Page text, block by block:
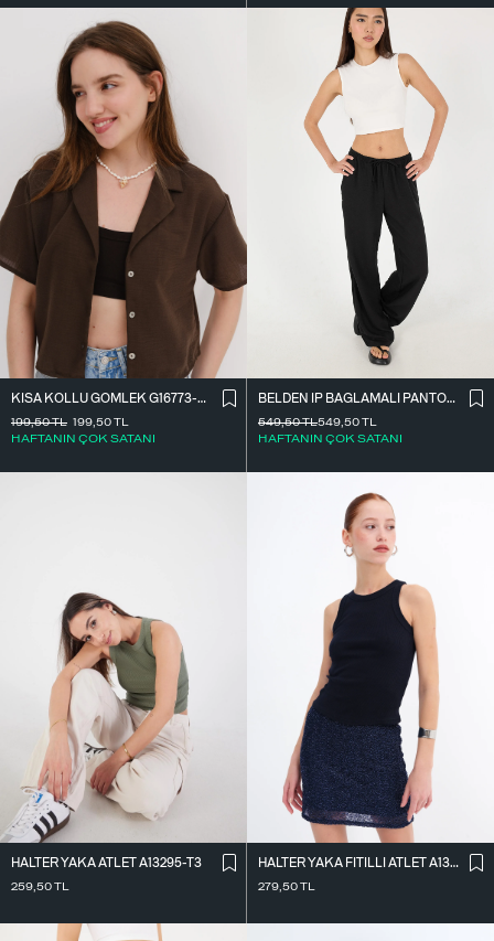
KISA KOLLU GÖMLEK G16773-Z8
199,50TL
HAFTANIN ÇOK SATANI
199,50TL
BELDEN İ̇P BAĞLAMALI PANTOLON PN16372-İ6
549,50TL
HAFTANIN ÇOK SATANI
549,50TL
HALTER YAKA ATLET A13295-T3
259,50TL
HALTER YAKA FITILLI ATLET A13294-L7
279,50TL